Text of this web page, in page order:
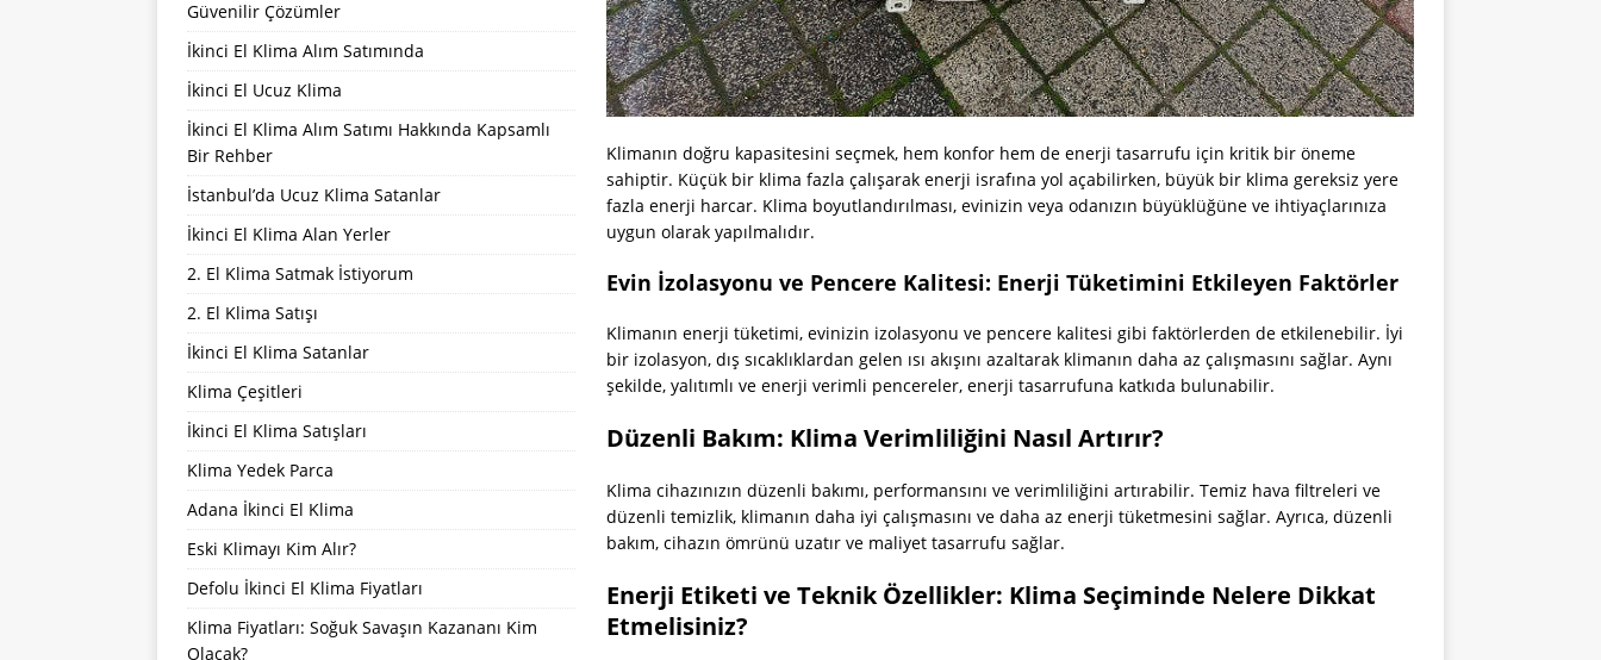
Klimanın doğru kapasitesini seçmek, hem konfor hem de enerji tasarrufu için kritik bir öneme
sahiptir. Küçük bir klima fazla çalışarak enerji israfına yol açabilirken, büyük bir klima gereksiz yere
fazla enerji harcar. Klima boyutlandırılması, evinizin veya odanızın büyüklüğüne ve ihtiyaçlarınıza
uygun olarak yapılmalıdır.
Evin İzolasyonu ve Pencere Kalitesi: Enerji Tüketimini Etkileyen Faktörler
Klimanın enerji tüketimi, evinizin izolasyonu ve pencere kalitesi gibi faktörlerden de etkilenebilir. İyi
bir izolasyon, dış sıcaklıklardan gelen ısı akışını azaltarak klimanın daha az çalışmasını sağlar. Aynı
şekilde, yalıtımlı ve enerji verimli pencereler, enerji tasarrufuna katkıda bulunabilir.
Düzenli Bakım: Klima Verimliliğini Nasıl Artırır?
Klima cihazınızın düzenli bakımı, performansını ve verimliliğini artırabilir. Temiz hava filtreleri ve
düzenli temizlik, klimanın daha iyi çalışmasını ve daha az enerji tüketmesini sağlar. Ayrıca, düzenli
bakım, cihazın ömrünü uzatır ve maliyet tasarrufu sağlar.
Enerji Etiketi ve Teknik Özellikler: Klima Seçiminde Nelere Dikkat
Etmelisiniz?
Güvenilir Çözümler
İkinci El Klima Alım Satımında
İkinci El Ucuz Klima
İkinci El Klima Alım Satımı Hakkında Kapsamlı
Bir Rehber
İstanbul’da Ucuz Klima Satanlar
İkinci El Klima Alan Yerler
2. El Klima Satmak İstiyorum
2. El Klima Satışı
İkinci El Klima Satanlar
Klima Çeşitleri
İkinci El Klima Satışları
Klima Yedek Parca
Adana İkinci El Klima
Eski Klimayı Kim Alır?
Defolu İkinci El Klima Fiyatları
Klima Fiyatları: Soğuk Savaşın Kazananı Kim
Olacak?